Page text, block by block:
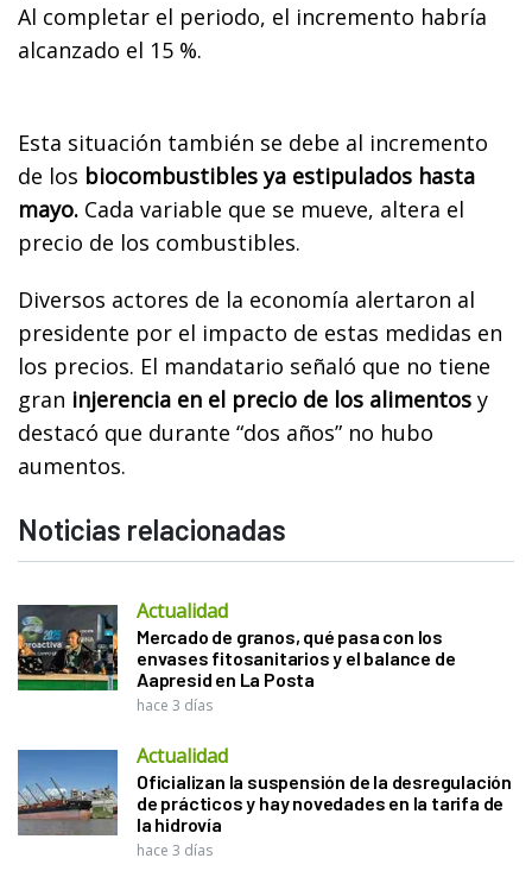
Al completar el periodo, el incremento habría
alcanzado el 15 %.
Esta situación también se debe al incremento
de los biocombustibles ya estipulados hasta
mayo. Cada variable que se mueve, altera el
precio de los combustibles.
Diversos actores de la economía alertaron al
presidente por el impacto de estas medidas en
los precios. El mandatario señaló que no tiene
gran injerencia en el precio de los alimentos y
destacó que durante “dos años” no hubo
aumentos.
Noticias relacionadas
Actualidad
Mercado de granos, qué pasa con los
envases fitosanitarios y el balance de
Aapresid en La Posta
hace 3 días
Actualidad
Oficializan la suspensión de la desregulación
de prácticos y hay novedades en la tarifa de
la hidrovía
hace 3 días